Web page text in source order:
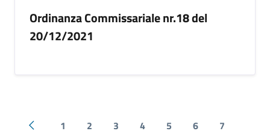
Ordinanza Commissariale nr.18 del
20/12/2021
Pagina precedente
1 2 3 4 5 6
7